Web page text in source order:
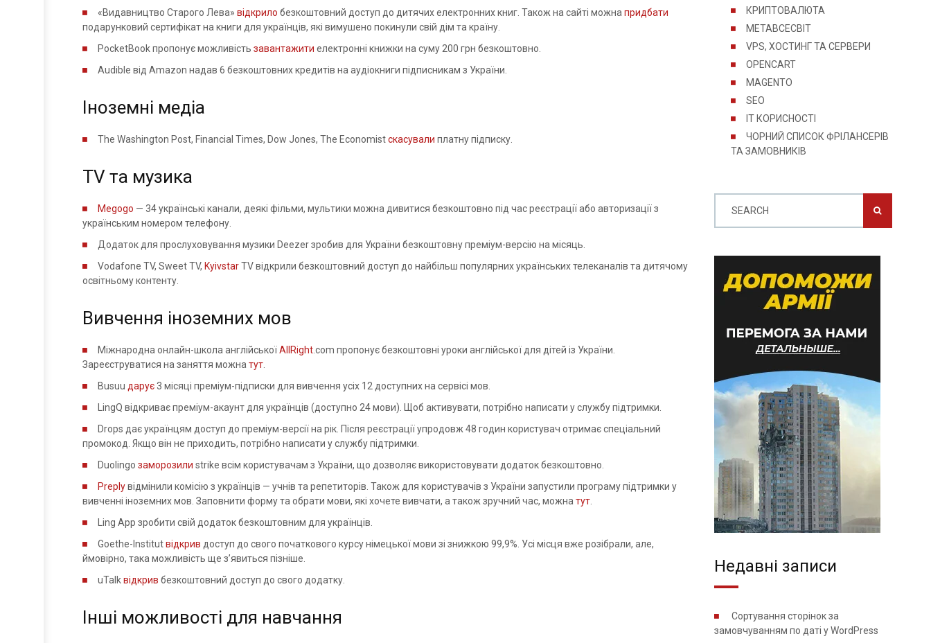
КРИПТОВАЛЮТА
МЕТАВСЕСВІТ
VPS, ХОСТИНГ ТА СЕРВЕРИ
OPENCART
MAGENTO
SEO
IT КОРИСНОСТІ
ЧОРНИЙ СПИСОК ФРІЛАНСЕРІВ
ТА ЗАМОВНИКІВ
SEARCH
Недавні записи
Сортування сторінок за
замовчуванням по даті у WordPress
«Видавництво Старого Лева» відкрило безкоштовний доступ до дитячих електронних книг. Також на сайті можна придбати
подарунковий сертифікат на книги для українців, які вимушено покинули свій дім та країну.
PocketBook пропонує можливість завантажити електронні книжки на суму 200 грн безкоштовно.
Audible від Amazon надав 6 безкоштовних кредитів на аудіокниги підписникам з України.
Іноземні медіа
The Washington Post, Financial Times, Dow Jones, The Economistскасували платну підписку.
TV та музика
Megogo — 34 українські канали, деякі фільми, мультики можна дивитися безкоштовно під час реєстрації або авторизації з
українським номером телефону.
Додаток для прослуховування музики Deezer зробив для України безкоштовну преміум-версію на місяць.
Vodafone TV, Sweet TV, KyivstarTV відкрили безкоштовний доступ до найбільш популярних українських телеканалів та дитячому
освітньому контенту.
Вивчення іноземних мов
Міжнародна онлайн-школа англійськоїAllRight.com пропонує безкоштовні уроки англійської для дітей із України.
Зареєструватися на заняття можна тут.
Busuu дарує3 місяці преміум-підписки для вивчення усіх 12 доступних на сервісі мов.
LingQ відкриває преміум-акаунт для українців (доступно 24 мови). Щоб активувати, потрібно написати у службу підтримки.
Drops дає українцям доступ до преміум-версії на рік. Після реєстрації упродовж 48 годин користувач отримає спеціальний
промокод. Якщо він не приходить, потрібно написати у службу підтримки.
Duolingo заморозили strike всім користувачам з України, що дозволяє використовувати додаток безкоштовно.
Preplyвідмінили комісію з українців — учнів та репетиторів. Також для користувачів з України запустили програму підтримки у
вивченні іноземних мов. Заповнити форму та обрати мови, які хочете вивчати, а також зручний час, можна тут.
Ling App зробити свій додаток безкоштовним для українців.
Goethe-Institutвідкрив доступ до свого початкового курсу німецької мови зі знижкою 99,9%. Усі місця вже розібрали, але,
ймовірно, така можливість ще з’явиться пізніше.
uTalkвідкрив безкоштовний доступ до свого додатку.
Інші можливості для навчання